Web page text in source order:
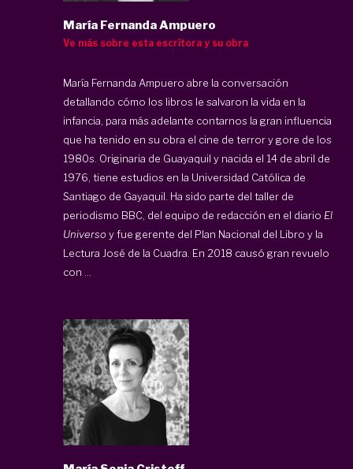
María Fernanda Ampuero
Ve más sobre esta escritora y su obra
María Fernanda Ampuero abre la conversación
detallando cómo los libros le salvaron la vida en la
infancia, para más adelante contarnos la gran influencia
que ha tenido en su obra el cine de terror y gore de los
1980s. Originaria de Guayaquil y nacida el 14 de abril de
1976, tiene estudios en la Universidad Católica de
Santiago de Gayaquil. Ha sido parte del taller de
periodismo BBC, del equipo de redacción en el diario El
Universoy fue gerente del Plan Nacional del Libro y la
Lectura José de la Cuadra. En 2018 causó gran revuelo
con ...